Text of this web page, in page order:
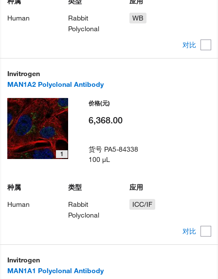
对比
Human
Rabbit
Polyclonal
WB
Invitrogen
MAN1A2 Polyclonal Antibody
对比
1
种属
Human
类型
Rabbit
Polyclonal
应用
ICC/IF
价格(元)
6,368.00
货号 PA5-84338
100 µL
Invitrogen
MAN1A1 Polyclonal Antibody